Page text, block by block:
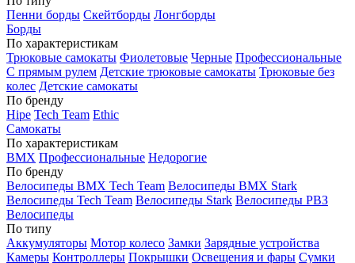
Пенни борды Скейтборды Лонгборды
Борды
По характеристикам
Трюковые самокаты Фиолетовые Черные Профессиональные
С прямым рулем Детские трюковые самокаты Трюковые без
колес Детские самокаты
По бренду
Hipe Tech Team Ethic
Самокаты
По характеристикам
BMX Профессиональные Недорогие
По бренду
Велосипеды BMX Tech Team Велосипеды BMX Stark
Велосипеды Tech Team Велосипеды Stark Велосипеды РВЗ
Велосипеды
По типу
Аккумуляторы Мотор колесо Замки Зарядные устройства
Камеры Контроллеры Покрышки Освещения и фары Сумки